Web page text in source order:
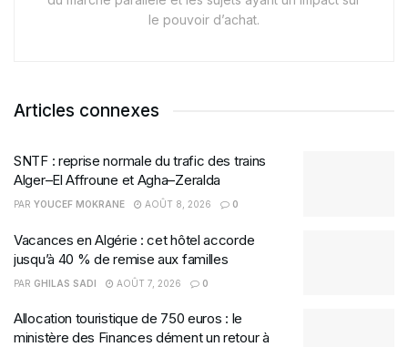
le pouvoir d’achat.
Articles connexes
SNTF : reprise normale du trafic des trains
Alger–El Affroune et Agha–Zeralda
PAR YOUCEF MOKRANE AOÛT 8, 2026 0
Vacances en Algérie : cet hôtel accorde
jusqu’à 40 % de remise aux familles
PAR GHILAS SADI AOÛT 7, 2026 0
Allocation touristique de 750 euros : le
ministère des Finances dément un retour à